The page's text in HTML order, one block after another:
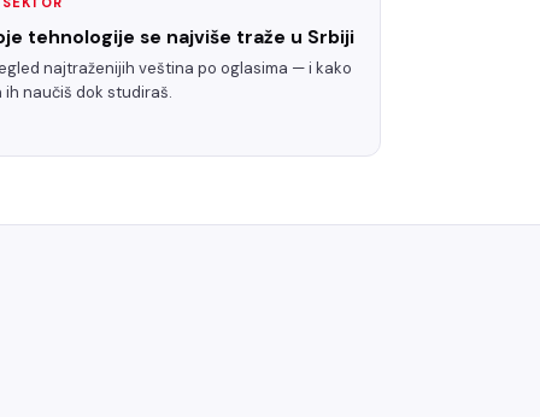
tehnologije se najviše traže u Srbiji
najtraženijih veština po oglasima — i kako
ih naučiš dok studiraš.